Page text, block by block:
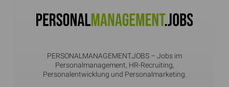
PERSONALMANAGEMENT.JOBS – Jobs im
Personalmanagement, HR-Recruiting,
Personalentwicklung und Personalmarketing.